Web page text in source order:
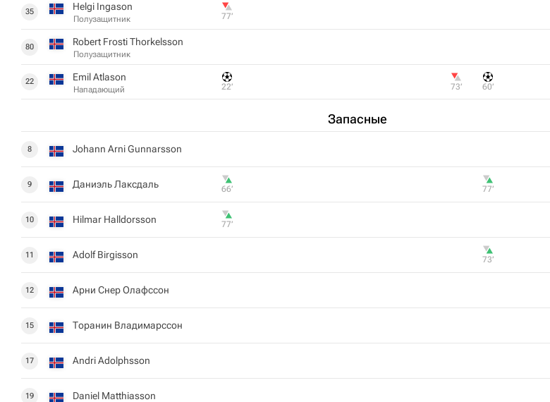
35 Helgi Ingason
Полузащитник 77‎’‎
80 Robert Frosti Thorkelsson
Полузащитник
22 Emil Atlason
Нападающий 22‎’‎
Запасные
8 Johann Arni Gunnarsson
9 Даниэль Лаксдаль 66‎’‎
10 Hilmar Halldorsson 77‎’‎
11 Adolf Birgisson
12 Арни Снер Олафссон
15 Торанин Владимарссон
17 Andri Adolphsson
19 Daniel Matthiasson
60‎’‎
73‎’‎
77‎’‎
73‎’‎